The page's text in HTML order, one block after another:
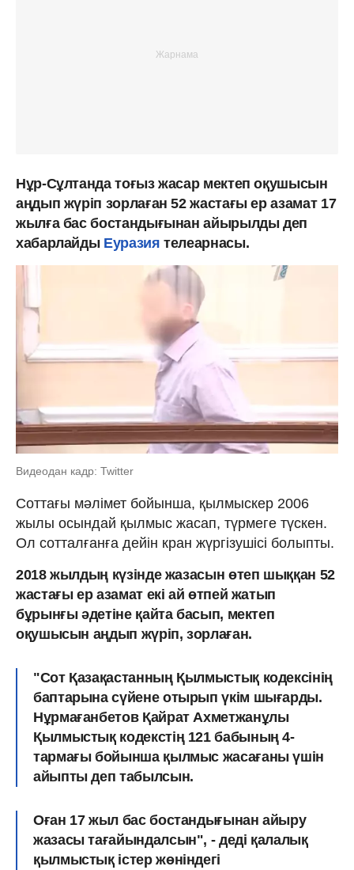
Нұр-Сұлтанда тоғыз жасар мектеп оқушысын
аңдып жүріп зорлаған 52 жастағы ер азамат 17
жылға бас бостандығынан айырылды деп
хабарлайды Еуразия телеарнасы.
Видеодан кадр: Twitter
Соттағы мәлімет бойынша, қылмыскер 2006
жылы осындай қылмыс жасап, түрмеге түскен.
Ол сотталғанға дейін кран жүргізушісі болыпты.
2018 жылдың күзінде жазасын өтеп шыққан 52
жастағы ер азамат екі ай өтпей жатып
бұрынғы әдетіне қайта басып, мектеп
оқушысын аңдып жүріп, зорлаған.
"Сот Қазақастанның Қылмыстық кодексінің
баптарына сүйене отырып үкім шығарды.
Нұрмағанбетов Қайрат Ахметжанұлы
Қылмыстық кодекстің 121 бабының 4-
тармағы бойынша қылмыс жасағаны үшін
айыпты деп табылсын.
Оған 17 жыл бас бостандығынан айыру
жазасы тағайындалсын", - деді қалалық
қылмыстық істер жөніндегі